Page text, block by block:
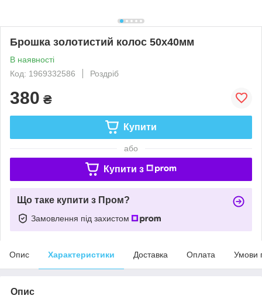
Брошка золотистий колос 50х40мм
В наявності
Код: 1969332586
Роздріб
380 ₴
Купити
або
Купити з
Що таке купити з Пром?
Замовлення під захистом
Опис Характеристики Доставка Оплата Умови
Опис